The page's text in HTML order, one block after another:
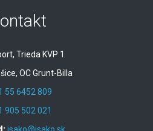
Trieda KVP 1
OC Grunt-Billa
55 6452 809
905 502 021